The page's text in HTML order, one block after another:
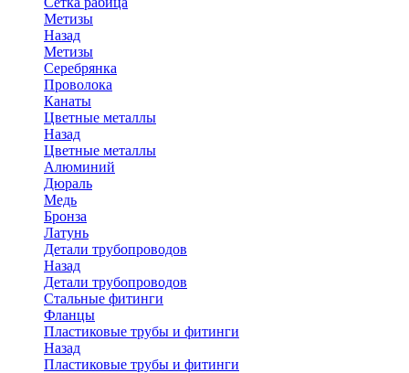
Метизы
Назад
Метизы
Серебрянка
Проволока
Канаты
Цветные металлы
Назад
Цветные металлы
Алюминий
Дюраль
Медь
Бронза
Латунь
Детали трубопроводов
Назад
Детали трубопроводов
Стальные фитинги
Фланцы
Пластиковые трубы и фитинги
Назад
Пластиковые трубы и фитинги